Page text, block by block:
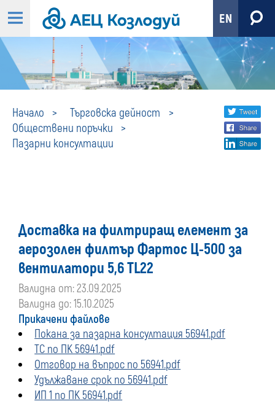
EN
Начало
Търговска дейност
Обществени поръчки
Пазарни консултации
Пазарни
консултации
Share
social
Доставка на филтриращ елемент за
аерозолен филтър Фартос Ц-500 за
вентилатори 5,6 TL22
Валидна от: 23.09.2025
Валидна до: 15.10.2025
Прикачени файлове
Покана за пазарна консултация 56941.pdf
ТС по ПК 56941.pdf
Отговор на въпрос по 56941.pdf
Удължаване срок по 56941.pdf
ИП 1 по ПК 56941.pdf